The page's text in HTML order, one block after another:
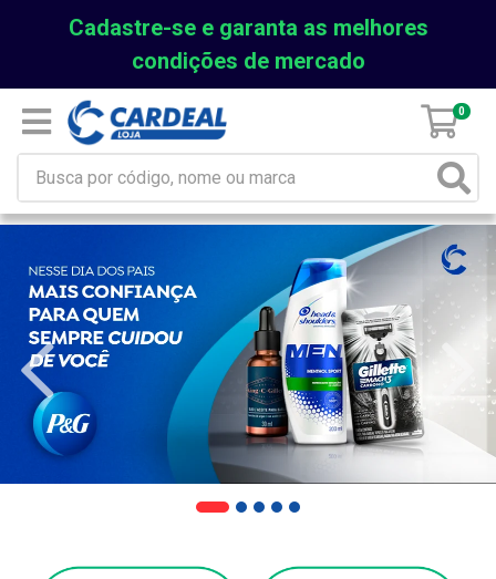
Cadastre-se e garanta as melhores
condições de mercado
0